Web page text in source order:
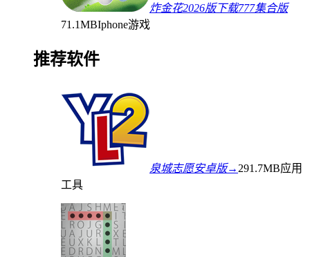
炸金花2026版下载777集合版
71.1MBIphone游戏
推荐软件
泉城志愿安卓版→ 291.7MB应用
工具